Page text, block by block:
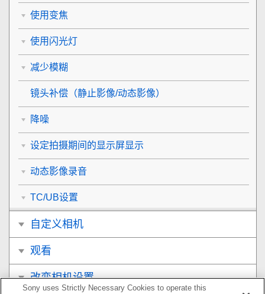
使用变焦
使用闪光灯
减少模糊
镜头补偿 （静止影像/动态影像）
降噪
设定拍摄期间的显示屏显示
动态影像录音
TC/UB设置
自定义相机
观看
改变相机设置
Sony uses Strictly Necessary Cookies to operate this